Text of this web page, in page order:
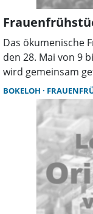
Das ökumenische
den 28. Mai von 9
wird gemeinsam
Pastorin Susanne
fremd, und Ihr
Nachbarn
früher und heute.
Frauen aller
herzlich dazu ein.
Frühstücks wird
BOKELOH